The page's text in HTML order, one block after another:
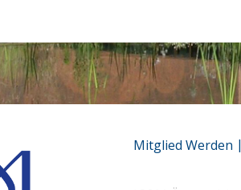
Mitglied Werden